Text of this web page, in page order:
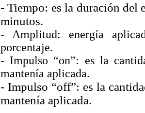
- Tiempo: es la duración del
minutos.
- Amplitud: energía
porcentaje.
- Impulso “on”: es la
mantenía aplicada.
- Impulso “off”: es la
mantenía aplicada.